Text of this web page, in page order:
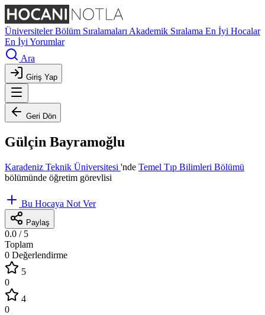
ÜniversitelerBölüm Sıralamaları Akademik Sıralama En İyi Hocalar
En İyi Yorumlar
Ara
Giriş Yap
Geri Dön
Gülçin Bayramoğlu
Karadeniz Teknik Üniversitesi 'nde Temel Tıp Bilimleri Bölümü
bölümünde öğretim görevlisi
Bu Hocaya Not Ver
Paylaş
0.0 / 5
Toplam
0 Değerlendirme
5
0
4
0